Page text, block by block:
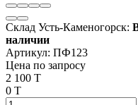
Склад Усть-Каменогорск:
наличии
Артикул: ПФ123
Цена по запросу
2 100 T
0 T